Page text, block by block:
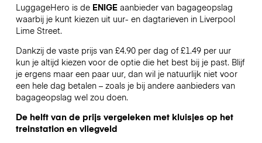
LuggageHero is de ENIGEaanbieder van bagageopslag
waarbij je kunt kiezen uit uur- en dagtarieven in Liverpool
Lime Street.
Dankzij de vaste prijs van £4.90 per dag of £1.49 per uur
kun je altijd kiezen voor de optie die het best bij je past. Blijf
je ergens maar een paar uur, dan wil je natuurlijk niet voor
een hele dag betalen – zoals je bij andere aanbieders van
bagageopslag wel zou doen.
De helft van de prijs vergeleken met kluisjes op het
treinstation en vliegveld